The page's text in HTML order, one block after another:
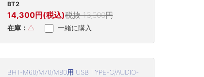
BT2
14,300円(税込)税抜 13,000円
在庫： △ 一緒に購入
BHT-M60/M70/M80用 USB TYPE-C/AUDIO-